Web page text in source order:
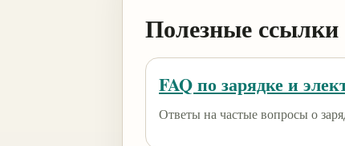
Полезные ссылки
FAQ по зарядке и
Ответы на частые вопросы о